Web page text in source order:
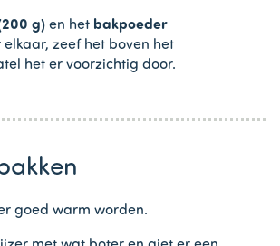
g) en het bakpoeder
elkaar, zeef het boven het
het er voorzichtig door.
goed warm worden.